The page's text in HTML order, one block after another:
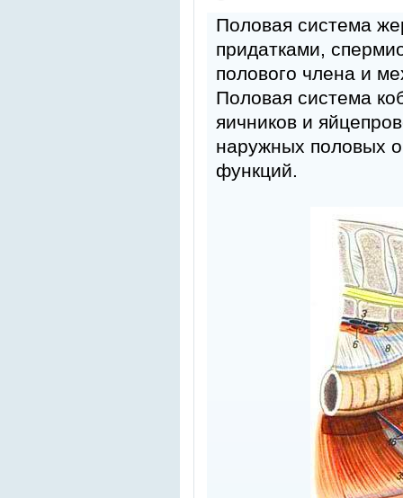
Половая система
придатками,
полового члена и
Половая система
яичников и
наружных половых
функций.